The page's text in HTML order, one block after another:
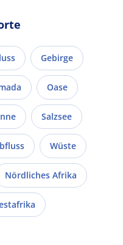
Gebirge
Oase
Salzsee
Wüste
Nördliches Afrika